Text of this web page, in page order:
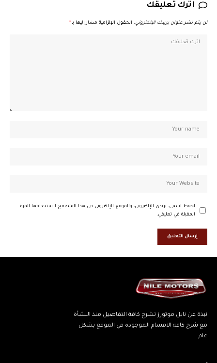
اترك تعليقك
لن يتم نشر عنوان بريدك الإلكتروني. الحقول الإلزامية مشار إليها بـ *
احفظ اسمي، بريدي الإلكتروني، والموقع الإلكتروني في هذا المتصفح لاستخدامها المرة
المقبلة في تعليقي.
نبذة عن نايل موتورز تشرح كافة التفاصيل منذ النشأة
مع شرح كافة الاقسام الموجودة في الموقع بشكل
عام